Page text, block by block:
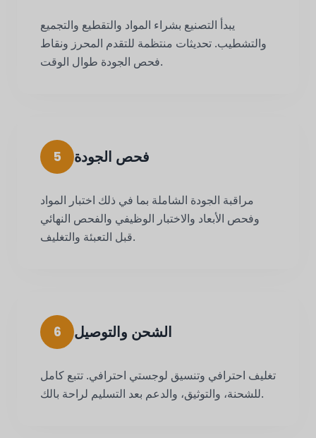
يبدأ التصنيع بشراء المواد والتقطيع والتجميع
والتشطيب. تحديثات منتظمة للتقدم المحرز ونقاط
فحص الجودة طوال الوقت.
5 فحص الجودة
مراقبة الجودة الشاملة بما في ذلك اختبار المواد
وفحص الأبعاد والاختبار الوظيفي والفحص النهائي
قبل التعبئة والتغليف.
6 الشحن والتوصيل
تغليف احترافي وتنسيق لوجستي احترافي. تتبع كامل
للشحنة، والتوثيق، والدعم بعد التسليم لراحة بالك.